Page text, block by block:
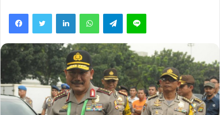
o
n
T
w
i
t
a
e
m
a
i
l
Telegram